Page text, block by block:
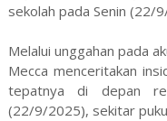
sekolah pada Senin (22/
Melalui unggahan pada
Mecca menceritakan
tepatnya di depan
(22/9/2025), sekitar